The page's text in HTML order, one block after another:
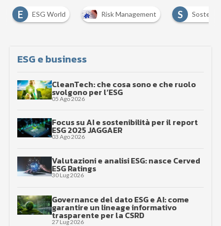
E
ESG World Risk Management S
ESG e business
CleanTech: che cosa sono e che ruolo
svolgono per l’ESG
05 Ago 2026
Focus su AI e sostenibilità per il report
ESG 2025 JAGGAER
03 Ago 2026
Valutazioni e analisi ESG: nasce Cerved
ESG Ratings
30 Lug 2026
Governance del dato ESG e AI: come
garantire un lineage informativo
trasparente per la CSRD
27 Lug 2026